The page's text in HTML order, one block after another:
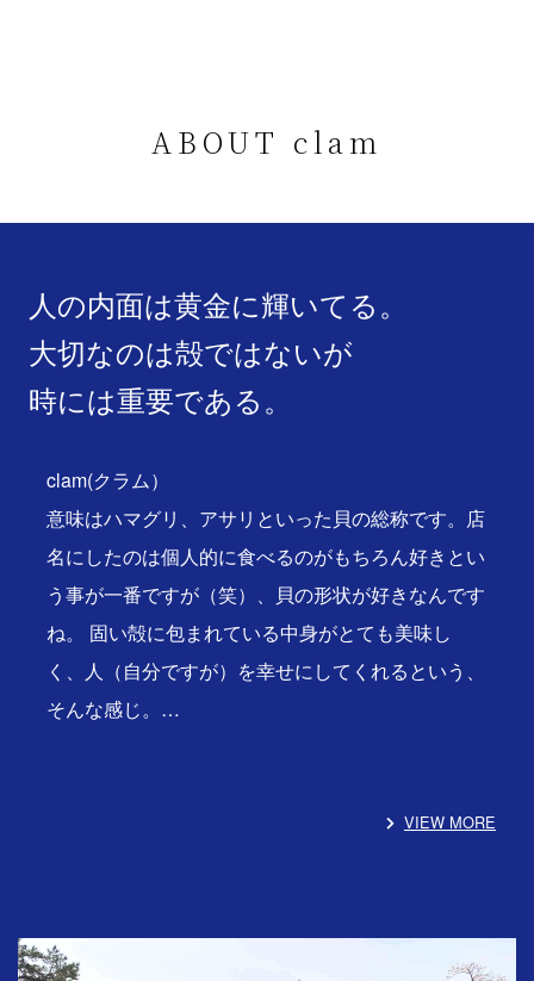
ABOUT clam
人の内面は黄金に輝いてる。
大切なのは殻ではないが
時には重要である。
clam(クラム）
意味はハマグリ、アサリといった貝の総称です。店
名にしたのは個人的に食べるのがもちろん好きとい
う事が一番ですが（笑）、貝の形状が好きなんです
ね。 固い殻に包まれている中身がとても美味し
く、人（自分ですが）を幸せにしてくれるという、
そんな感じ。…
VIEW MORE